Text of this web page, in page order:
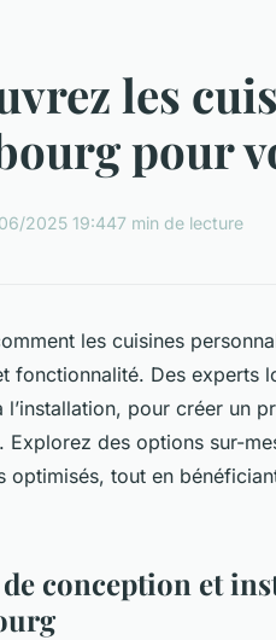
les
pour
2025 19:447 min de lecture
les cuisines
fonctionnalité. Des experts
l’installation, pour créer un
Explorez des options sur-
optimisés, tout en
conception et